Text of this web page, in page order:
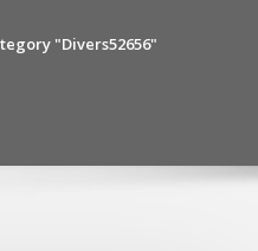
"Divers52656"